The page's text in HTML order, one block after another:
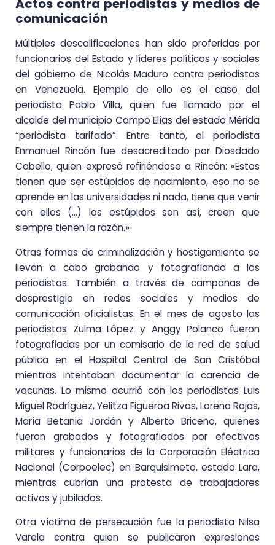
Actos contra periodistas y medios de
comunicación
Múltiples descalificaciones han sido proferidas por
funcionarios del Estado y líderes políticos y sociales
del gobierno de Nicolás Maduro contra periodistas
en Venezuela. Ejemplo de ello es el caso del
periodista Pablo Villa, quien fue llamado por el
alcalde del municipio Campo Elías del estado Mérida
“periodista tarifado”. Entre tanto, el periodista
Enmanuel Rincón fue desacreditado por Diosdado
Cabello, quien expresó refiriéndose a Rincón: «Estos
tienen que ser estúpidos de nacimiento, eso no se
aprende en las universidades ni nada, tiene que venir
con ellos (…) los estúpidos son así, creen que
siempre tienen la razón.»
Otras formas de criminalización y hostigamiento se
llevan a cabo grabando y fotografiando a los
periodistas. También a través de campañas de
desprestigio en redes sociales y medios de
comunicación oficialistas. En el mes de agosto las
periodistas Zulma López y Anggy Polanco fueron
fotografiadas por un comisario de la red de salud
pública en el Hospital Central de San Cristóbal
mientras intentaban documentar la carencia de
vacunas. Lo mismo ocurrió con los periodistas Luis
Miguel Rodríguez, Yelitza Figueroa Rivas, Lorena Rojas,
María Betania Jordán y Alberto Briceño, quienes
fueron grabados y fotografiados por efectivos
militares y funcionarios de la Corporación Eléctrica
Nacional (Corpoelec) en Barquisimeto, estado Lara,
mientras cubrían una protesta de trabajadores
activos y jubilados.
Otra víctima de persecución fue la periodista Nilsa
Varela contra quien se publicaron expresiones